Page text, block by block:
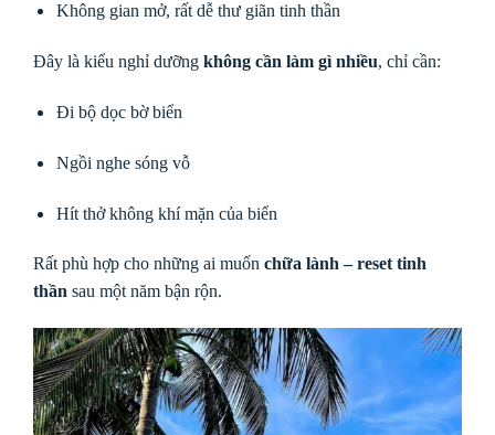
Không gian mở, rất dễ thư giãn tinh thần
Đây là kiểu nghỉ dưỡng không cần làm gì nhiều, chỉ cần:
Đi bộ dọc bờ biển
Ngồi nghe sóng vỗ
Hít thở không khí mặn của biển
Rất phù hợp cho những ai muốn chữa lành – reset tinh
thần sau một năm bận rộn.